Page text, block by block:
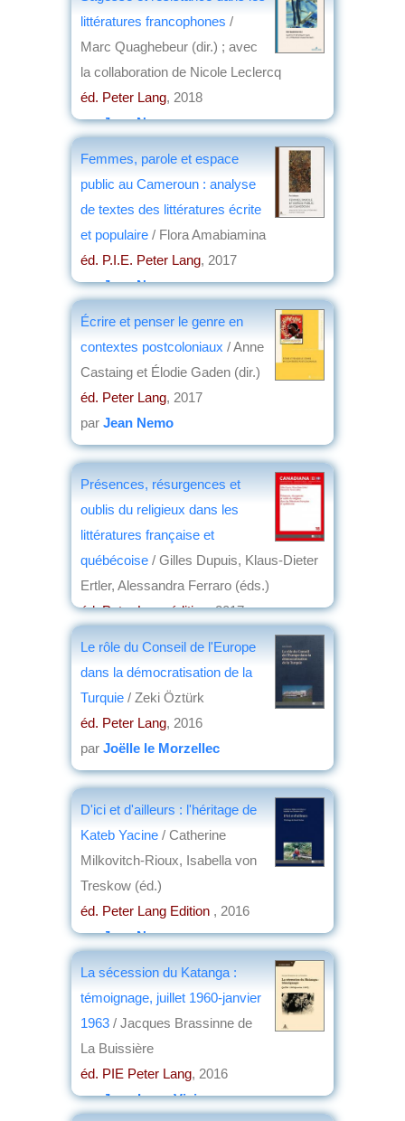
littératures francophones /
Marc Quaghebeur (dir.) ; avec
la collaboration de Nicole Leclercq
éd. Peter Lang, 2018
parJean Nemo
Femmes, parole et espace
public au Cameroun : analyse
de textes des littératures écrite
et populaire / Flora Amabiamina
éd. P.I.E. Peter Lang, 2017
parJean Nemo
Écrire et penser le genre en
contextes postcoloniaux / Anne
Castaing et Élodie Gaden (dir.)
éd. Peter Lang, 2017
par Jean Nemo
Présences, résurgences et
oublis du religieux dans les
littératures française et
québécoise / Gilles Dupuis, Klaus-Dieter
Ertler, Alessandra Ferraro (éds.)
éd. Peter Lang édition, 2017
Le rôle du Conseil de l'Europe
dans la démocratisation de la
Turquie / Zeki Öztürk
éd. Peter Lang, 2016
par Joëlle le Morzellec
D'ici et d'ailleurs : l'héritage de
Kateb Yacine / Catherine
Milkovitch-Rioux, Isabella von
Treskow (éd.)
éd. Peter Lang Edition , 2016
parJean Nemo
La sécession du Katanga :
témoignage, juillet 1960-janvier
1963 / Jacques Brassinne de
La Buissière
éd. PIE Peter Lang, 2016
parJean-Loup Vivier